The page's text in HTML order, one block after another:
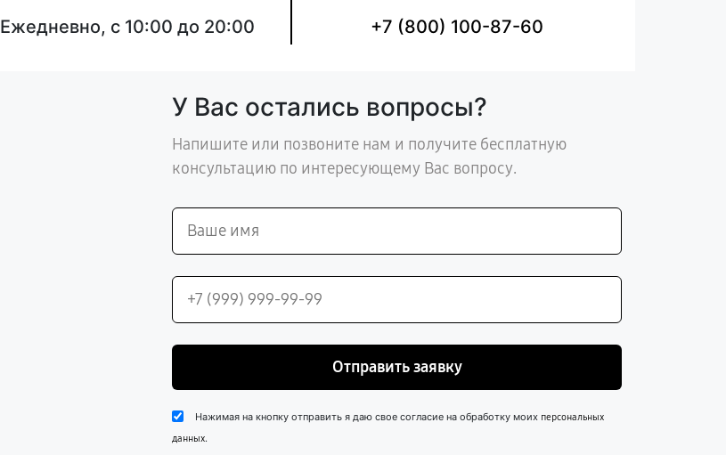
Ежедневно, с 10:00 до 20:00 +7 (800) 100-87-60
У Вас остались вопросы?
Напишите или позвоните нам и получите бесплатную
консультацию по интересующему Вас вопросу.
Отправить заявку
Нажимая на кнопку отправить я даю свое согласие на обработку моих персональных
данных.